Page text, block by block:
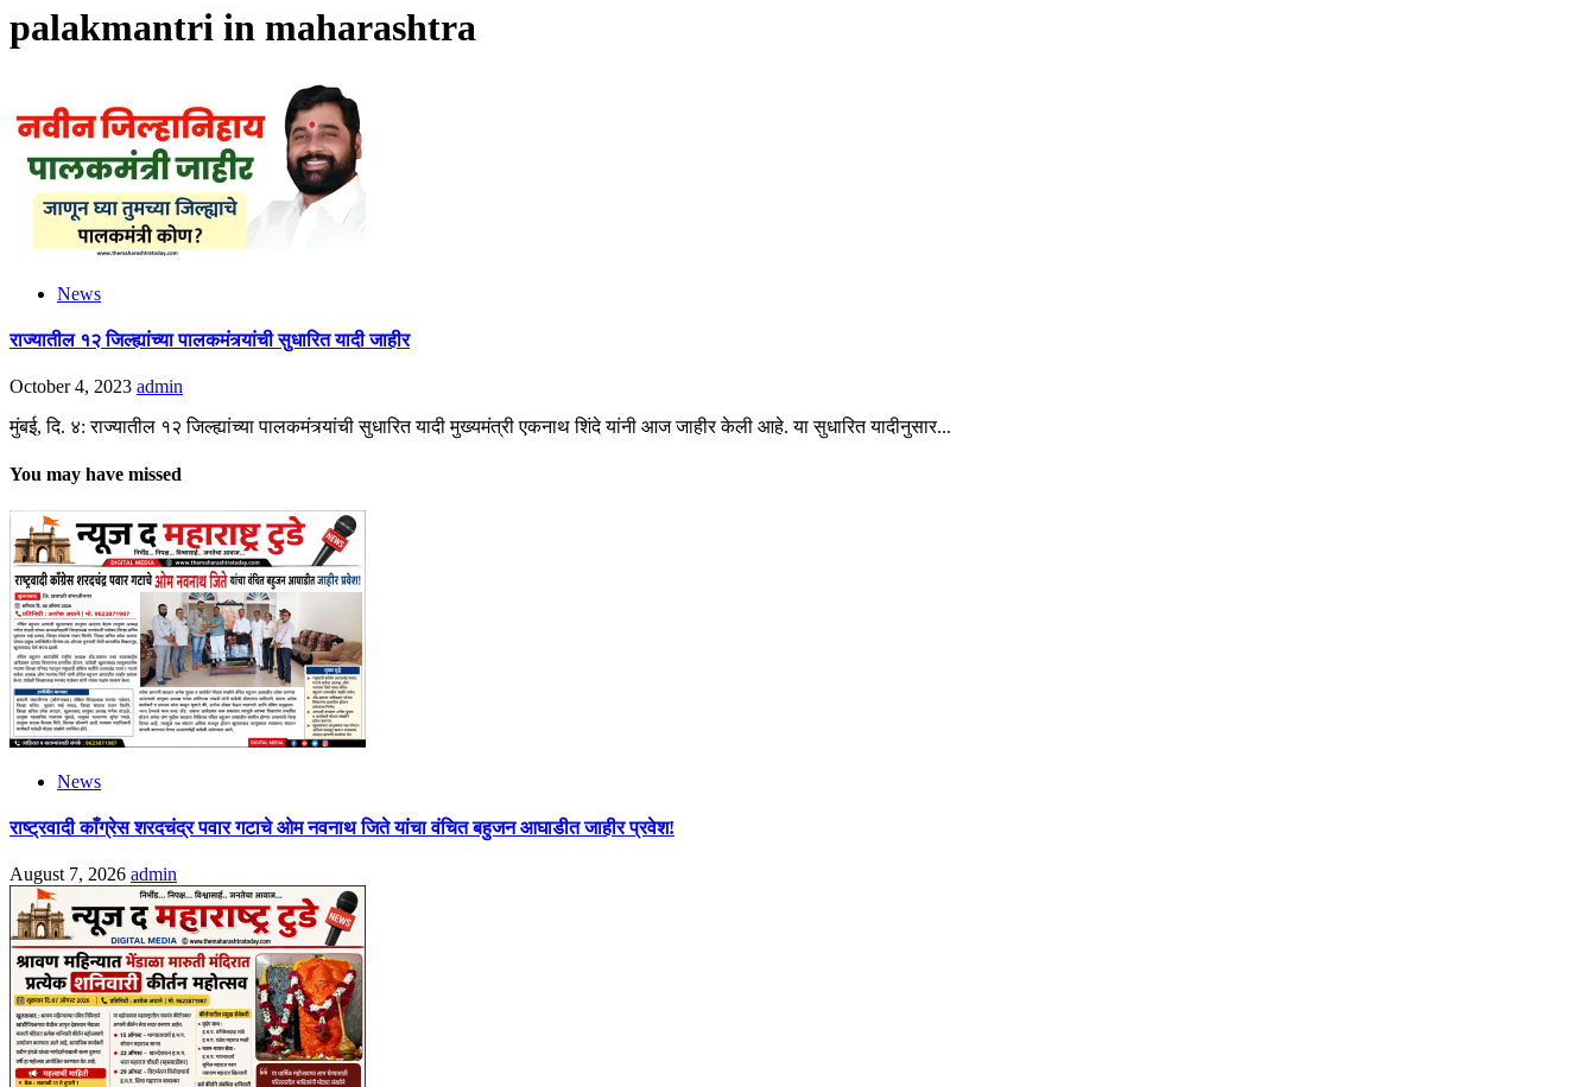
palakmantri in maharashtra
News
राज्यातील १२ जिल्ह्यांच्या पालकमंत्र्यांची सुधारित यादी जाहीर
October 4, 2023 admin
मुंबई, दि. ४: राज्यातील १२ जिल्ह्यांच्या पालकमंत्र्यांची सुधारित यादी मुख्यमंत्री एकनाथ शिंदे यांनी आज जाहीर केली आहे. या सुधारित यादीनुसार...
You may have missed
News
राष्ट्रवादी काँग्रेस शरदचंद्र पवार गटाचे ओम नवनाथ जिते यांचा वंचित बहुजन आघाडीत जाहीर प्रवेश!
August 7, 2026 admin